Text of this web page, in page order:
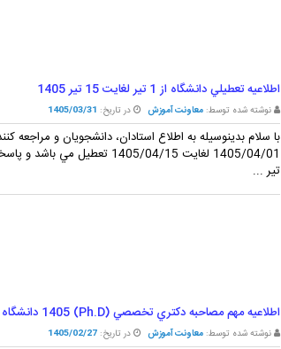
اطلاعيه تعطيلي دانشگاه از 1 تير لغايت 15 تير 1405
نوشته شده توسط: معاونت آموزش در تاریخ: 1405/03/31
با سلام بدينوسيله به اطلاع استادان، دانشجويان و مراجعه
تير ...
اطلاعيه مهم مصاحبه دکتري تخصصي (Ph.D) 1405 دانشگاه ايوان کي
نوشته شده توسط: معاونت آموزش در تاریخ: 1405/02/27